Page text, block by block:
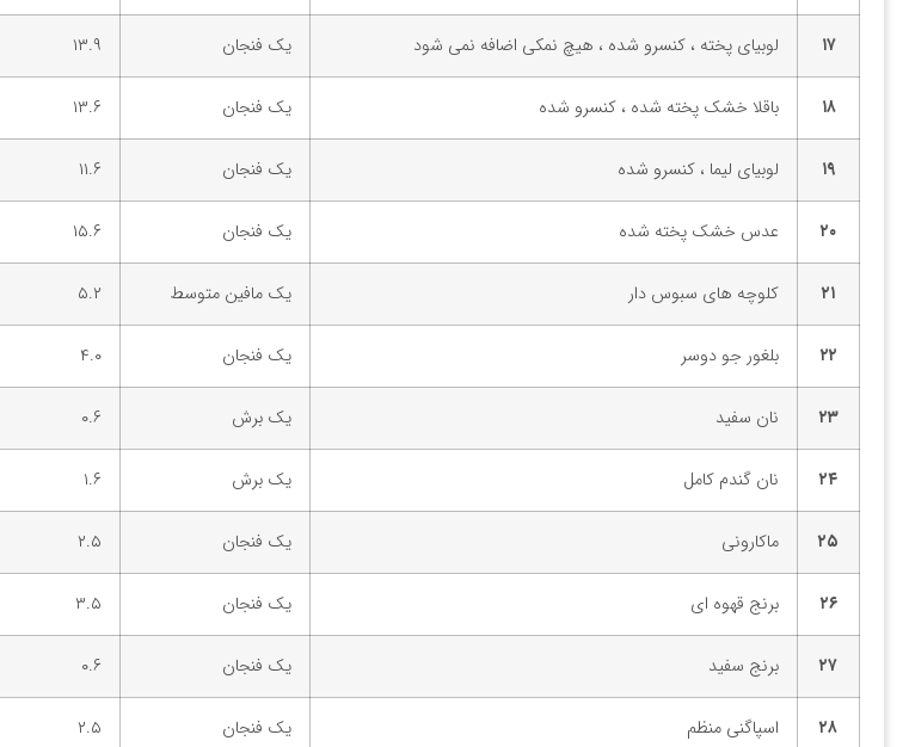
۱۷ لوبیای پخته ، کنسرو شده ، هیچ نمکی اضافه نمی شود یک فنجان ۱۳.۹
۱۸ باقلا خشک پخته شده ، کنسرو شده یک فنجان ۱۳.۶
۱۹ لوبیای لیما ، کنسرو شده یک فنجان ۱۱.۶
۲۰ عدس خشک پخته شده یک فنجان ۱۵.۶
۲۱ کلوچه های سبوس دار یک مافین متوسط ۵.۲
۲۲ بلغور جو دوسر یک فنجان ۴.۰
۲۳ نان سفید یک برش ۰.۶
۲۴ نان گندم کامل یک برش ۱.۶
۲۵ ماکارونی یک فنجان ۲.۵
۲۶ برنج قهوه ای یک فنجان ۳.۵
۲۷ برنج سفید یک فنجان ۰.۶
۲۸ اسپاگنی منظم یک فنجان ۲.۵